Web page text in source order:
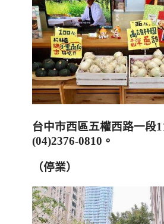
台中市西區五權西路一段
(04)2376-0810 。
（停業）